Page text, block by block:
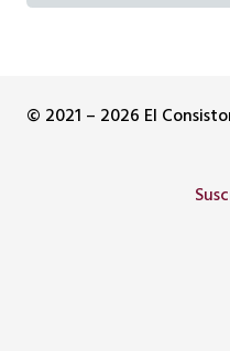
© 2021 – 2026 El